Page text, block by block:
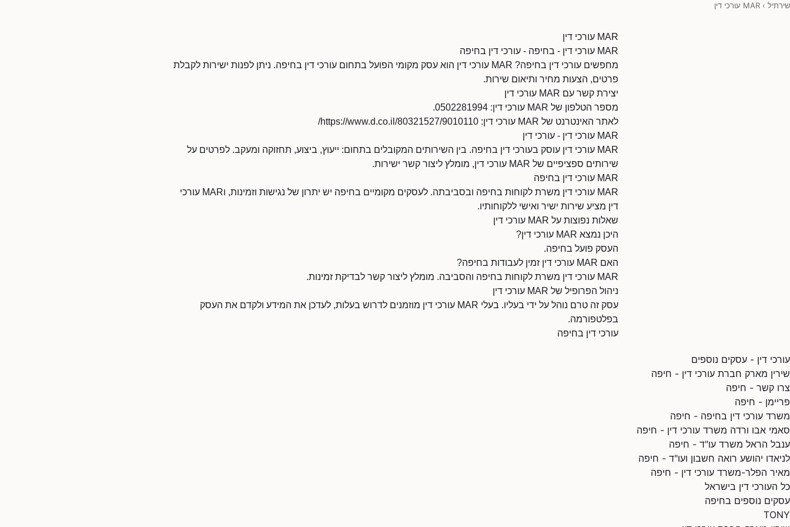
שירתיל › MAR עורכי דין
MAR עורכי דין
MAR עורכי דין - בחיפה - עורכי דין בחיפה
מחפשים עורכי דין בחיפה? MAR עורכי דין הוא עסק מקומי הפועל בתחום עורכי דין בחיפה. ניתן לפנות ישירות לקבלת
פרטים, הצעות מחיר ותיאום שירות.
יצירת קשר עם MAR עורכי דין
מספר הטלפון של MAR עורכי דין: 0502281994.
לאתר האינטרנט של MAR עורכי דין: https://www.d.co.il/80321527/9010110/
MAR עורכי דין - עורכי דין
MAR עורכי דין עוסק בעורכי דין בחיפה. בין השירותים המקובלים בתחום: ייעוץ, ביצוע, תחזוקה ומעקב. לפרטים על
שירותים ספציפיים של MAR עורכי דין, מומלץ ליצור קשר ישירות.
MAR עורכי דין בחיפה
MAR עורכי דין משרת לקוחות בחיפה ובסביבתה. לעסקים מקומיים בחיפה יש יתרון של נגישות וזמינות, וMAR עורכי
דין מציע שירות ישיר ואישי ללקוחותיו.
שאלות נפוצות על MAR עורכי דין
היכן נמצא MAR עורכי דין?
העסק פועל בחיפה.
האם MAR עורכי דין זמין לעבודות בחיפה?
MAR עורכי דין משרת לקוחות בחיפה והסביבה. מומלץ ליצור קשר לבדיקת זמינות.
ניהול הפרופיל של MAR עורכי דין
עסק זה טרם נוהל על ידי בעליו. בעלי MAR עורכי דין מוזמנים לדרוש בעלות, לעדכן את המידע ולקדם את העסק
בפלטפורמה.
עורכי דין בחיפה
עורכי דין - עסקים נוספים
שירין מארק חברת עורכי דין - חיפה
צרו קשר - חיפה
פריימן - חיפה
משרד עורכי דין בחיפה - חיפה
סאמי אבו ורדה משרד עורכי דין - חיפה
ענבל הראל משרד עו"ד - חיפה
לניאדו יהושע רואה חשבון ועו"ד - חיפה
מאיר הפלר-משרד עורכי דין - חיפה
כל העורכי דין בישראל
עסקים נוספים בחיפה
TONY